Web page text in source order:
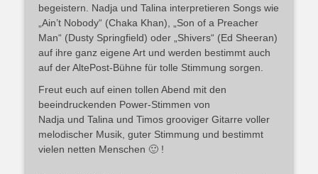
begeistern. Nadja und Talina interpretieren Songs wie
„Ain’t Nobody“ (Chaka Khan), „Son of a Preacher
Man“ (Dusty Springfield) oder „Shivers“ (Ed Sheeran)
auf ihre ganz eigene Art und werden bestimmt auch
auf der AltePost-Bühne für tolle Stimmung sorgen.
Freut euch auf einen tollen Abend mit den
beeindruckenden Power-Stimmen von
Nadja und Talina und Timos grooviger Gitarre voller
melodischer Musik, guter Stimmung und bestimmt
vielen netten Menschen 🙂 !